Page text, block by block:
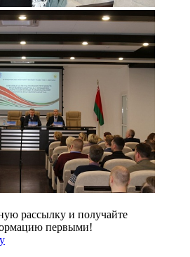
рассылку и получайте
первыми!